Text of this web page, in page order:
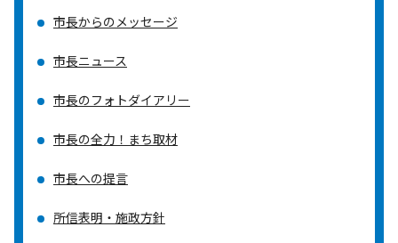
市長からのメッセージ
市長ニュース
市長のフォトダイアリー
市長の全力！まち取材
市長への提言
所信表明・施政方針